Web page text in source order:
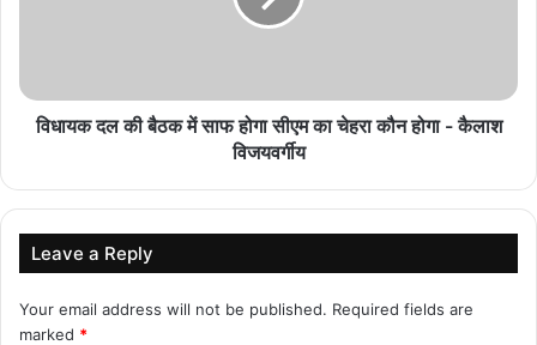
साय की नई पहल से बेटियों को मिलेगा बढ़ावा
विश्व स्तनपान सप्ताह पर छत्तीसगढ़ को बड़ी सौगात, राज्य के
पहले ‘मातृ दूध कोष’ की घोषणा
विधायक दल की बैठक में साफ होगा सीएम का चेहरा कौन होगा - कैलाश
विजयवर्गीय
Leave a Reply
Your email address will not be published. Required fields are
marked *